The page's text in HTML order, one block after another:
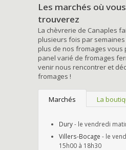
Les marchés où
trouverez
La chèvrerie de Canaples
plusieurs fois par semaines
plus de nos fromages
panel varié de fromages
venir nous rencontrer et
fromages !
Marchés La
Dury- le vendredi
Villers-Bocage - le
15h00 à 18h30